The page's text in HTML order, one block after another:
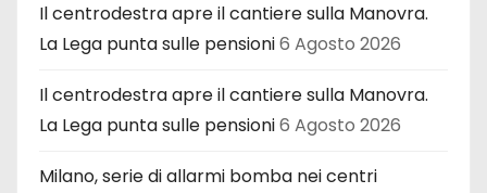
Il centrodestra apre il cantiere sulla Manovra.
La Lega punta sulle pensioni6 Agosto 2026
Il centrodestra apre il cantiere sulla Manovra.
La Lega punta sulle pensioni6 Agosto 2026
Milano, serie di allarmi bomba nei centri